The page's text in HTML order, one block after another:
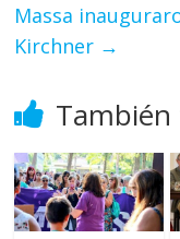
Massa
Kirchner →